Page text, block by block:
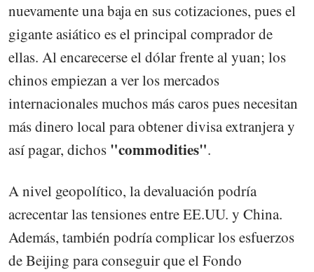
nuevamente una baja en sus cotizaciones, pues el
gigante asiático es el principal comprador de
ellas. Al encarecerse el dólar frente al yuan; los
chinos empiezan a ver los mercados
internacionales muchos más caros pues necesitan
más dinero local para obtener divisa extranjera y
así pagar, dichos "commodities".
A nivel geopolítico, la devaluación podría
acrecentar las tensiones entre EE.UU. y China.
Además, también podría complicar los esfuerzos
de Beijing para conseguir que el Fondo